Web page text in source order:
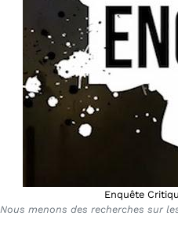
Enquête
Nous menons des recherches sur